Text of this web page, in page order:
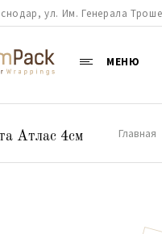
ул. Им. Генерала
МЕНЮ
Атлас 4см Главная